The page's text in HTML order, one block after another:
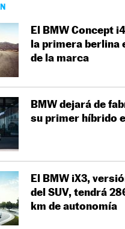
El BMW Concept
la primera berlina
de la marca
BMW dejará de
su primer híbrido
El BMW iX3,
del SUV, tendrá
km de autonomía